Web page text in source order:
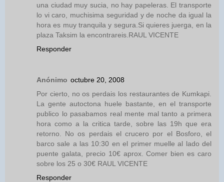
una ciudad muy sucia, no hay papeleras. El transporte
lo vi caro, muchisima seguridad y de noche da igual la
hora es muy tranquila y segura.Si quieres juerga, en la
plaza Taksim la encontrareis.RAUL VICENTE
Responder
Anónimo octubre 20, 2008
Por cierto, no os perdais los restaurantes de Kumkapi.
La gente autoctona huele bastante, en el transporte
publico lo pasabamos real mente mal tanto a primera
hora como a la critica tarde, sobre las 19h que era
retorno. No os perdais el crucero por el Bosforo, el
barco sale a las 10:30 en el primer muelle al lado del
puente galata, precio 10€ aprox. Comer bien es caro
sobre los 25 o 30€ RAUL VICENTE
Responder